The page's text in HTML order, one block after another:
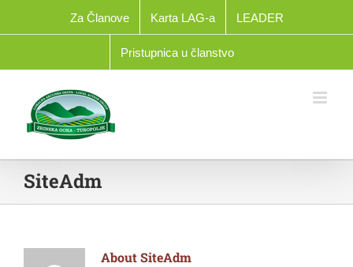
content
Za Članove Karta LAG-a LEADER
Pristupnica u članstvo
SiteAdm
AboutSiteAdm